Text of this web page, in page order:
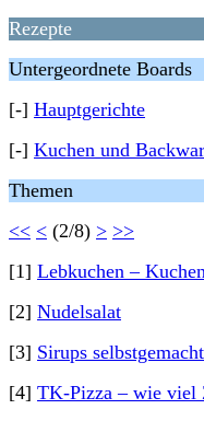
Rezepte
Untergeordnete Boards
[-] Hauptgerichte
[-] Kuchen und
Themen
<< < (2/8) > >>
[1] Lebkuchen –
[2] Nudelsalat
[3] Sirups
[4] TK-Pizza – wie viel